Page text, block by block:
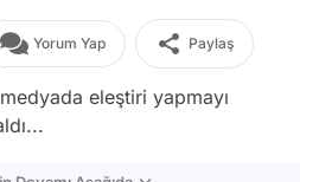
Yorum Yap Paylaş
eleştiri yapmayı